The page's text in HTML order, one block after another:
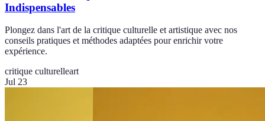
Indispensables
Plongez dans l'art de la critique culturelle et artistique avec nos
conseils pratiques et méthodes adaptées pour enrichir votre
expérience.
critique culturelleart
Jul 23